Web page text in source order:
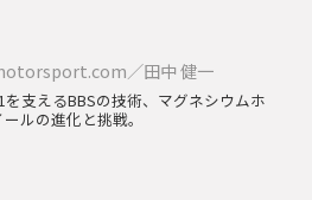
／田中 健一
を支えるBBSの技術、マグネシウムホ
ールの進化と挑戦。